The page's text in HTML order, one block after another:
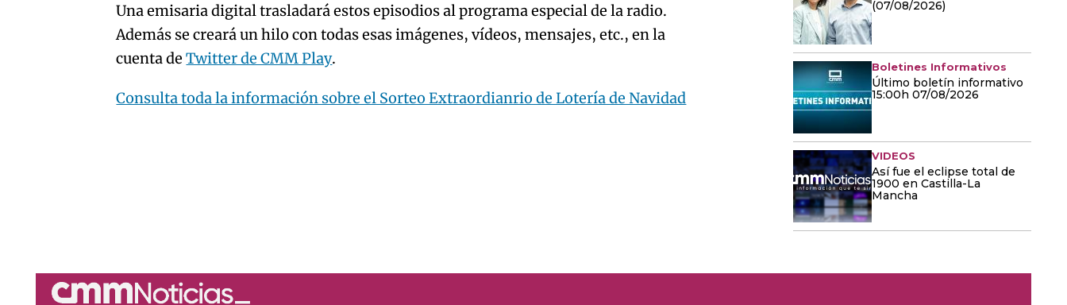
Una emisaria digital trasladará estos episodios al programa especial de la radio.
Además se creará un hilo con todas esas imágenes, vídeos, mensajes, etc., en la
cuenta deTwitter de CMM Play.
Consulta toda la información sobre el Sorteo Extraordianrio de Lotería de Navidad
(07/08/2026)
Boletines Informativos
Último boletín informativo
15:00h 07/08/2026
VIDEOS
Así fue el eclipse total de
1900 en Castilla-La
Mancha